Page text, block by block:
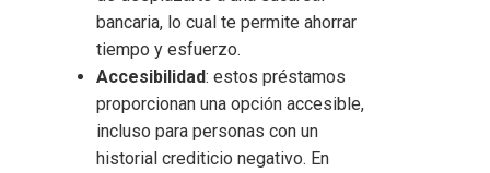
bancaria, lo cual te permite ahorrar
tiempo y esfuerzo.
Accesibilidad: estos préstamos
proporcionan una opción accesible,
incluso para personas con un
historial crediticio negativo. En